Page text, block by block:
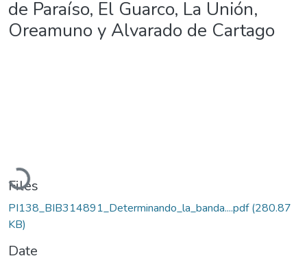
de Paraíso, El Guarco, La Unión,
Oreamuno y Alvarado de Cartago
Loading...
Files
PI138_BIB314891_Determinando_la_banda....pdf(280.87
KB)
Date